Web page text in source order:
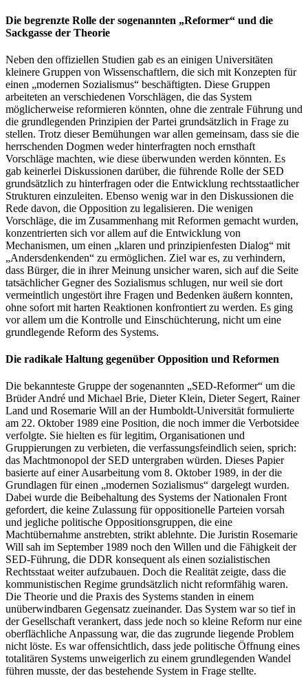
Die begrenzte Rolle der sogenannten „Reformer“ und die
Sackgasse der Theorie
Neben den offiziellen Studien gab es an einigen Universitäten
kleinere Gruppen von Wissenschaftlern, die sich mit Konzepten für
einen „modernen Sozialismus“ beschäftigten. Diese Gruppen
arbeiteten an verschiedenen Vorschlägen, die das System
möglicherweise reformieren könnten, ohne die zentrale Führung und
die grundlegenden Prinzipien der Partei grundsätzlich in Frage zu
stellen. Trotz dieser Bemühungen war allen gemeinsam, dass sie die
herrschenden Dogmen weder hinterfragten noch ernsthaft
Vorschläge machten, wie diese überwunden werden könnten. Es
gab keinerlei Diskussionen darüber, die führende Rolle der SED
grundsätzlich zu hinterfragen oder die Entwicklung rechtsstaatlicher
Strukturen einzuleiten. Ebenso wenig war in den Diskussionen die
Rede davon, die Opposition zu legalisieren. Die wenigen
Vorschläge, die im Zusammenhang mit Reformen gemacht wurden,
konzentrierten sich vor allem auf die Entwicklung von
Mechanismen, um einen „klaren und prinzipienfesten Dialog“ mit
„Andersdenkenden“ zu ermöglichen. Ziel war es, zu verhindern,
dass Bürger, die in ihrer Meinung unsicher waren, sich auf die Seite
tatsächlicher Gegner des Sozialismus schlugen, nur weil sie dort
vermeintlich ungestört ihre Fragen und Bedenken äußern konnten,
ohne sofort mit harten Reaktionen konfrontiert zu werden. Es ging
vor allem um die Kontrolle und Einschüchterung, nicht um eine
grundlegende Reform des Systems.
Die radikale Haltung gegenüber Opposition und Reformen
Die bekannteste Gruppe der sogenannten „SED-Reformer“ um die
Brüder André und Michael Brie, Dieter Klein, Dieter Segert, Rainer
Land und Rosemarie Will an der Humboldt-Universität formulierte
am 22. Oktober 1989 eine Position, die noch immer die Verbotsidee
verfolgte. Sie hielten es für legitim, Organisationen und
Gruppierungen zu verbieten, die verfassungsfeindlich seien, sprich:
das Machtmonopol der SED untergraben würden. Dieses Papier
basierte auf einer Ausarbeitung vom 8. Oktober 1989, in der die
Grundlagen für einen „modernen Sozialismus“ dargelegt wurden.
Dabei wurde die Beibehaltung des Systems der Nationalen Front
gefordert, die keine Zulassung für oppositionelle Parteien vorsah
und jegliche politische Oppositionsgruppen, die eine
Machtübernahme anstrebten, strikt ablehnte. Die Juristin Rosemarie
Will sah im September 1989 noch den Willen und die Fähigkeit der
SED-Führung, die DDR konsequent als einen sozialistischen
Rechtsstaat weiter aufzubauen. Doch die Realität zeigte, dass die
kommunistischen Regime grundsätzlich nicht reformfähig waren.
Die Theorie und die Praxis des Systems standen in einem
unüberwindbaren Gegensatz zueinander. Das System war so tief in
der Gesellschaft verankert, dass jede noch so kleine Reform nur eine
oberflächliche Anpassung war, die das zugrunde liegende Problem
nicht löste. Es war offensichtlich, dass jede politische Öffnung eines
totalitären Systems unweigerlich zu einem grundlegenden Wandel
führen musste, der das bestehende System in Frage stellte.